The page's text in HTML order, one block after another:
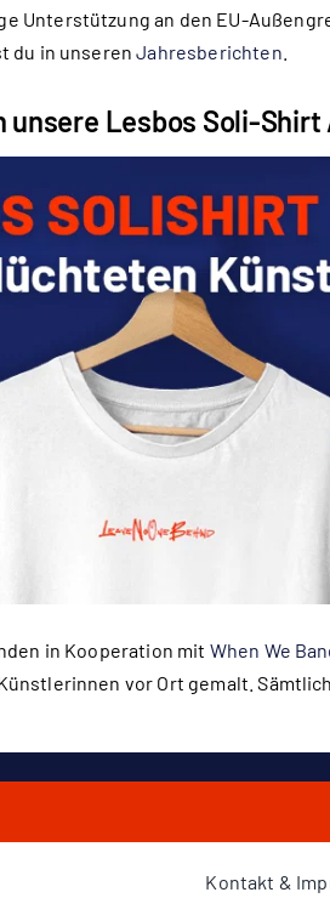
Unterstützung an den EU-
du in unserenJahresberichten
unsere Lesbos Soli-
in Kooperation mit When We
vor Ort gemalt.
Kontakt &